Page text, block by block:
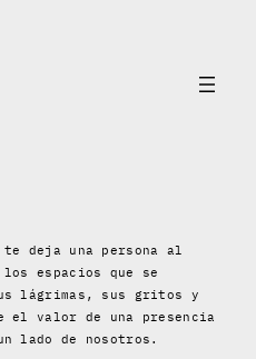
deja una persona al
espacios que se
lágrimas, sus gritos y
el valor de una presencia
lado de nosotros.